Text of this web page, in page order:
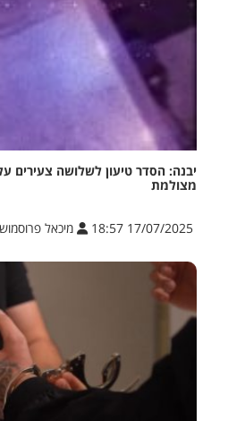
יבנה: הסדר טיעון לשלושה צעירים
מצולמת
17/07/2025 18:57 מיכאל